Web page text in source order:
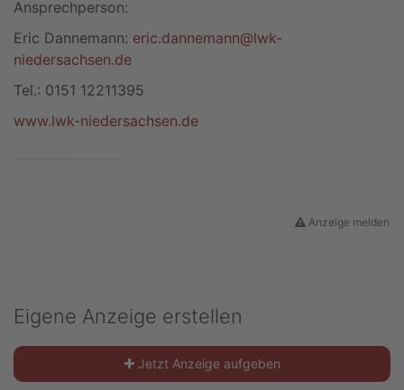
Eigene Anzeige erstellen
Jetzt Anzeige aufgeben
Ansprechperson:
Eric Dannemann: eric.dannemann@lwk-
niedersachsen.de
Tel.: 0151 12211395
www.lwk-niedersachsen.de
Anzeige melden